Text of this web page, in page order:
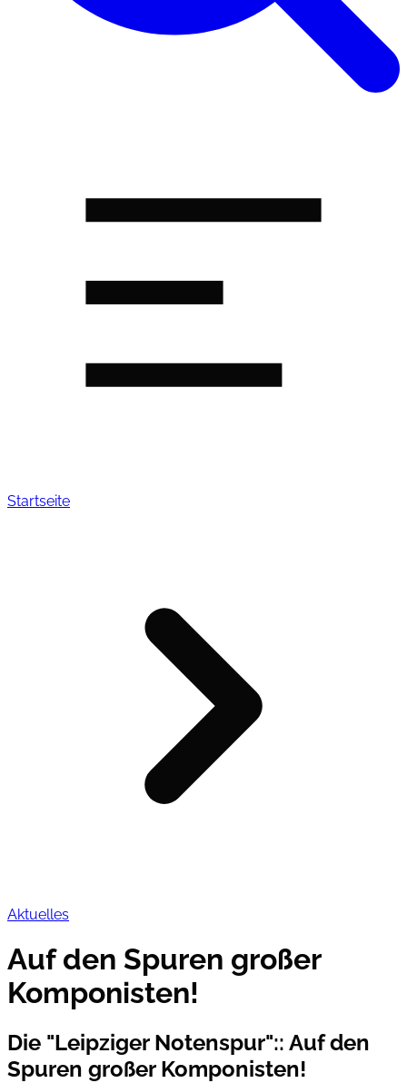
Startseite
Aktuelles
Auf den Spuren großer
Komponisten!
Die "Leipziger Notenspur":: Auf den
Spuren großer Komponisten!